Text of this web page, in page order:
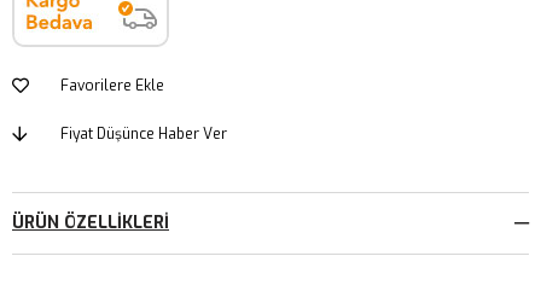
Favorilere Ekle
Fiyat Düşünce Haber Ver
ÜRÜN ÖZELLIKLERI